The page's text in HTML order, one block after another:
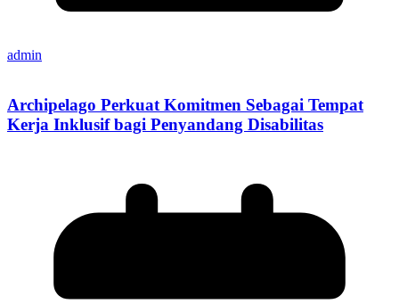
admin
Archipelago Perkuat Komitmen Sebagai Tempat
Kerja Inklusif bagi Penyandang Disabilitas